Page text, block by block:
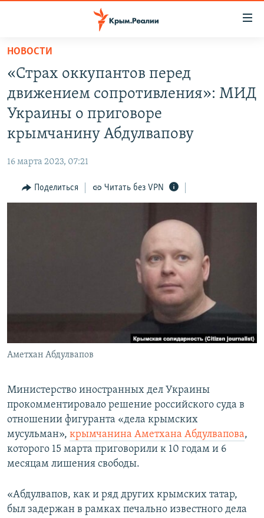
Вернуться
основному
содержанию
Вернутся
главной
Вернутся
поиску
СПЕЦПРОЕКТЫ
КАРТА ВОЕННЫХ ОБЪЕКТОВ КРЫМА
ВОДА
ИНТЕРАКТИВ
ИНФОГРАФИКА
РАДІО СВОБОДА
КАК ОБОЙТИ БЛОКИРОВКУ
Все сайты RFE/RL
НОВОСТИ
«Страх оккупантов перед
движением сопротивления»: МИД
Украины о приговоре
крымчанину Абдулвапову
16 марта 2023, 07:21
Поделиться Читать без VPN
Аметхан Абдулвапов
Министерство иностранных дел Украины
прокомментировало решение российского суда в
отношении фигуранта «дела крымских
мусульман», крымчанина Аметхана Абдулвапова,
которого 15 марта приговорили к 10 годам и 6
месяцам лишения свободы.
«Абдулвапов, как и ряд других крымских татар,
был задержан в рамках печально известного дела